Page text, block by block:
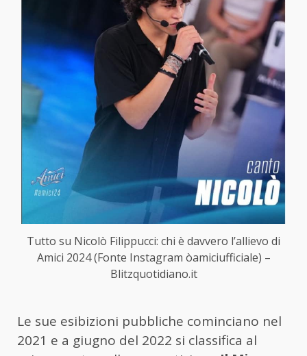
Tutto su Nicolò Filippucci: chi è davvero l’allievo di
Amici 2024 (Fonte Instagram òamiciufficiale) –
Blitzquotidiano.it
Le sue esibizioni pubbliche cominciano nel
2021 e a giugno del 2022 si classifica al